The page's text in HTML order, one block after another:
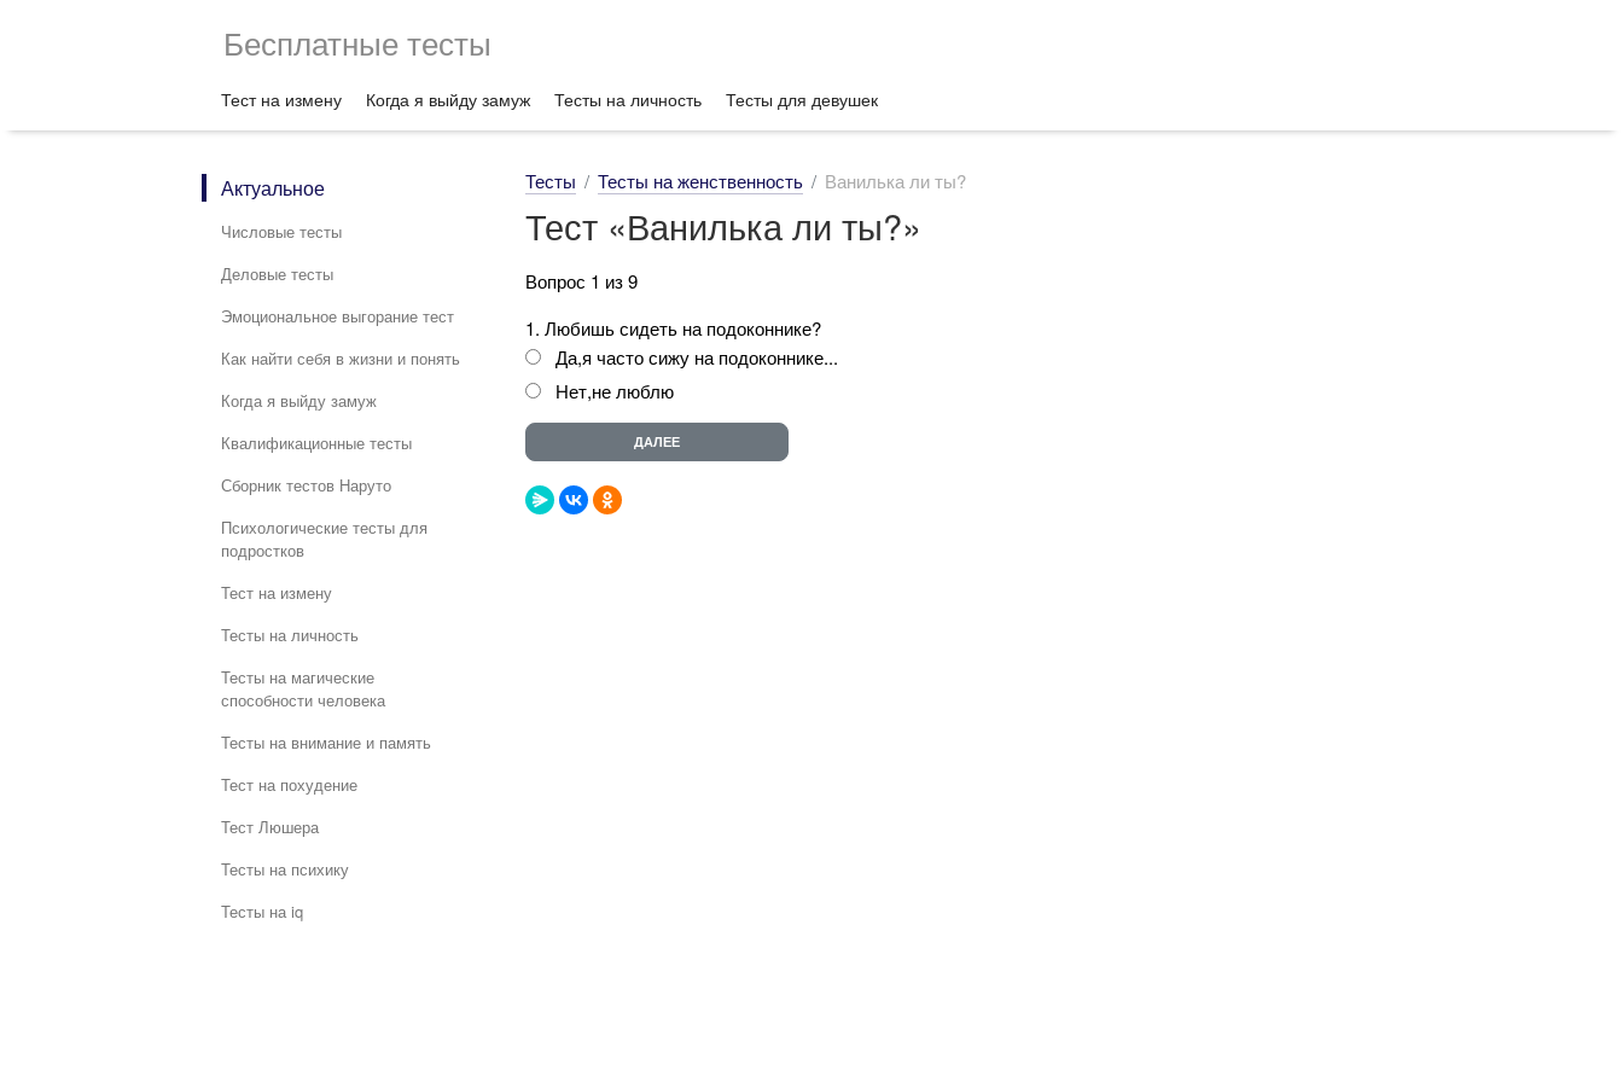
Бесплатные тесты
Тест на измену Когда я выйду замуж Тесты на личность Тесты для девушек
Актуальное
Числовые тесты
Деловые тесты
Эмоциональное выгорание тест
Как найти себя в жизни и понять
Когда я выйду замуж
Квалификационные тесты
Сборник тестов Наруто
Психологические тесты для
подростков
Тест на измену
Тесты на личность
Тесты на магические
способности человека
Тесты на внимание и память
Тест на похудение
Тест Люшера
Тесты на психику
Тесты на iq
Тесты Тесты на женственность Ванилька ли ты?
Тест «Ванилька ли ты?»
Вопрос 1 из 9
1. Любишь сидеть на подоконнике?
Да,я часто сижу на подоконнике...
Нет,не люблю